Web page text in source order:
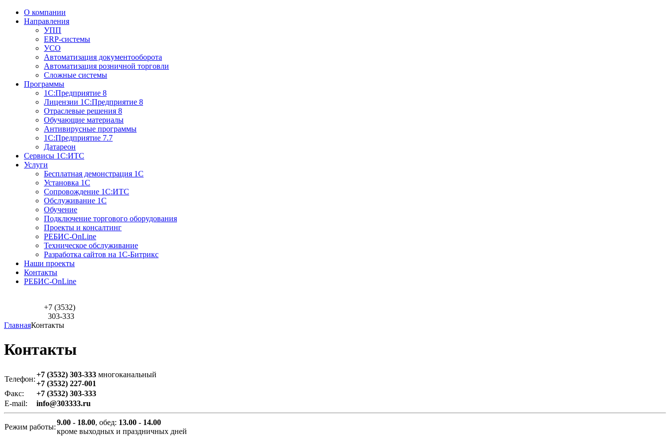
О компании
Направления
УПП
ERP-системы
УСО
Автоматизация документооборота
Автоматизация розничной торговли
Сложные системы
Программы
1С:Предприятие 8
Лицензии 1С:Предприятие 8
Отраслевые решения 8
Обучающие материалы
Антивирусные программы
1С:Предприятие 7.7
Датареон
Сервисы 1С:ИТС
Услуги
Бесплатная демонстрация 1С
Установка 1С
Сопровождение 1С:ИТС
Обслуживание 1С
Обучение
Подключение торгового оборудования
Проекты и консалтинг
РЕБИС-OnLine
Техническое обслуживание
Разработка сайтов на 1С-Битрикс
Наши проекты
Контакты
РЕБИС-OnLine
+7 (3532)
303-333
ГлавнаяКонтакты
Контакты
Телефон:
+7 (3532) 303-333 многоканальный
+7 (3532) 227-001
Факс:
+7 (3532) 303-333
E-mail:
info@303333.ru
Режим работы:
9.00 - 18.00, обед: 13.00 - 14.00
кроме выходных и праздничных дней